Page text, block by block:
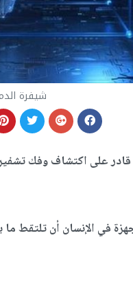
شيفرة
على اكتشاف وفك
في الإنسان أن تلتقط